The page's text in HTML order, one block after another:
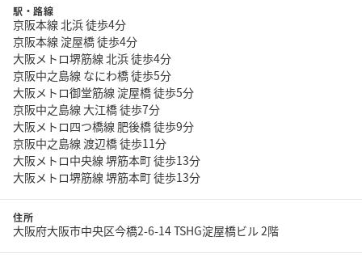
駅・路線
京阪本線 北浜 徒歩4分
京阪本線 淀屋橋 徒歩4分
大阪メトロ堺筋線 北浜 徒歩4分
京阪中之島線 なにわ橋 徒歩5分
大阪メトロ御堂筋線 淀屋橋 徒歩5分
京阪中之島線 大江橋 徒歩7分
大阪メトロ四つ橋線 肥後橋 徒歩9分
京阪中之島線 渡辺橋 徒歩11分
大阪メトロ中央線 堺筋本町 徒歩13分
大阪メトロ堺筋線 堺筋本町 徒歩13分
住所
大阪府大阪市中央区今橋2-6-14 TSHG淀屋橋ビル 2階